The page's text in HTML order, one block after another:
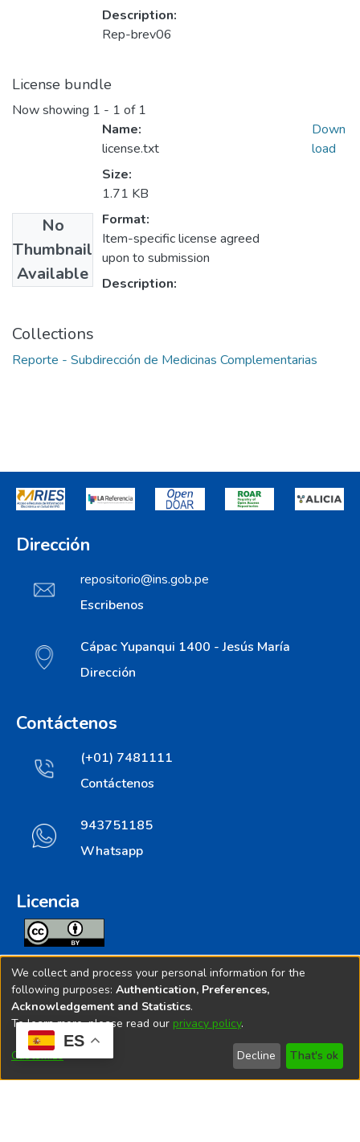
ES
Description:
Rep-brev06
License bundle
Now showing 1 - 1 of 1
No
Thumbnail
Available
Name:
license.txt
Size:
1.71 KB
Format:
Item-specific license agreed
upon to submission
Description:
Down
load
Collections
Reporte - Subdirección de Medicinas Complementarias
Dirección
repositorio@ins.gob.pe
Escribenos
Cápac Yupanqui 1400 - Jesús María
Dirección
Contáctenos
(+01) 7481111
Contáctenos
943751185
Whatsapp
Licencia
Todos los contenidos de repositorio.ins.gob.pe estan
licenciados bajo
Creative Commoms License
© 2025. Instituto Nacional de Salud - Implementado por
We collect and process your personal information for the
following purposes: Authentication, Preferences,
Acknowledgement and Statistics.
To learn more, please read our privacy policy.
Customize Decline That's ok